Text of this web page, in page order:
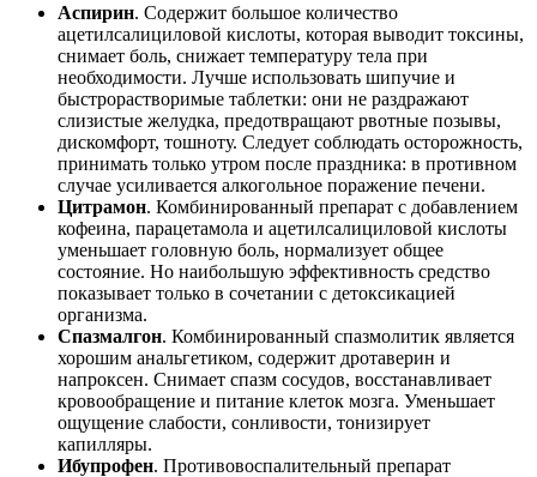
Аспирин. Содержит большое количество
ацетилсалициловой кислоты, которая выводит токсины,
снимает боль, снижает температуру тела при
необходимости. Лучше использовать шипучие и
быстрорастворимые таблетки: они не раздражают
слизистые желудка, предотвращают рвотные позывы,
дискомфорт, тошноту. Следует соблюдать осторожность,
принимать только утром после праздника: в противном
случае усиливается алкогольное поражение печени.
Цитрамон. Комбинированный препарат с добавлением
кофеина, парацетамола и ацетилсалициловой кислоты
уменьшает головную боль, нормализует общее
состояние. Но наибольшую эффективность средство
показывает только в сочетании с детоксикацией
организма.
Спазмалгон. Комбинированный спазмолитик является
хорошим анальгетиком, содержит дротаверин и
напроксен. Снимает спазм сосудов, восстанавливает
кровообращение и питание клеток мозга. Уменьшает
ощущение слабости, сонливости, тонизирует
капилляры.
Ибупрофен. Противовоспалительный препарат